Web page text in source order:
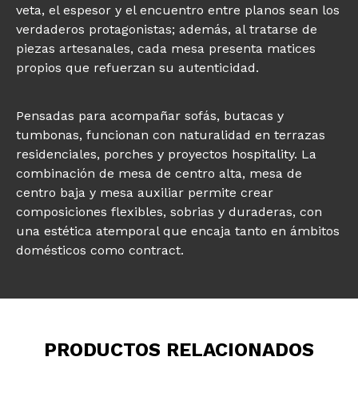
veta, el espesor y el encuentro entre planos sean los
verdaderos protagonistas; además, al tratarse de
piezas artesanales, cada mesa presenta matices
propios que refuerzan su autenticidad.
Pensadas para acompañar sofás, butacas y
tumbonas, funcionan con naturalidad en terrazas
residenciales, porches y proyectos hospitality. La
combinación de mesa de centro alta, mesa de
centro baja y mesa auxiliar permite crear
composiciones flexibles, sobrias y duraderas, con
una estética atemporal que encaja tanto en ámbitos
domésticos como contract.
PRODUCTOS RELACIONADOS